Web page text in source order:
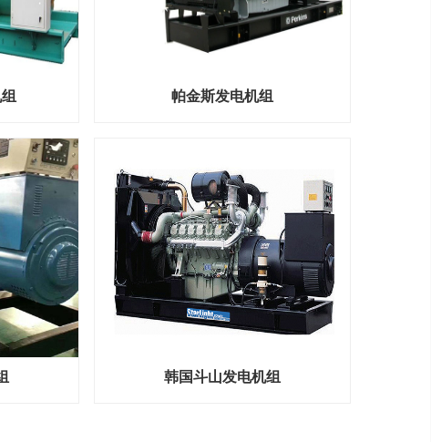
帕金斯发电机组
韩国斗山发电机组